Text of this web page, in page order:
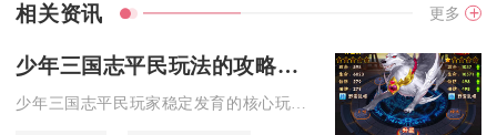
相关资讯 更多
少年三国志平民玩法的攻略分享有哪些